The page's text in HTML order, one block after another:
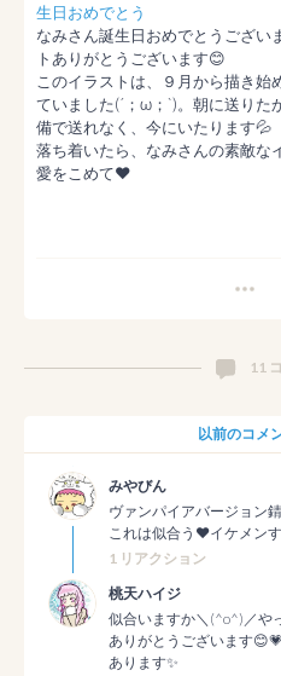
生日おめでとう
なみさん誕生日おめでとうござい
トありがとうございます😊
このイラストは、９月から描き
ていました(´；ω；`)。朝に送りた
備で送れなく、今にいたります💦
落ち着いたら、なみさんの素敵な
愛をこめて❤️
11
以前のコメ
みやびん
ヴァンパイアバージョン
これは似合う❤イケメ
1 リアクション
桃天ハイジ
似合いますか＼(^o^)／や
ありがとうございます
あります✨